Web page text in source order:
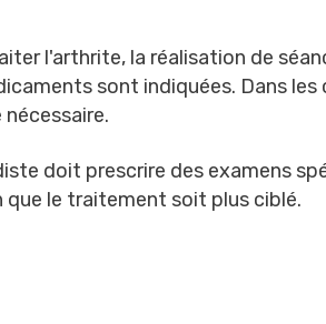
l'arthrite, la réalisation de
sont indiquées. Dans les
doit prescrire des examens
le traitement soit plus ciblé.